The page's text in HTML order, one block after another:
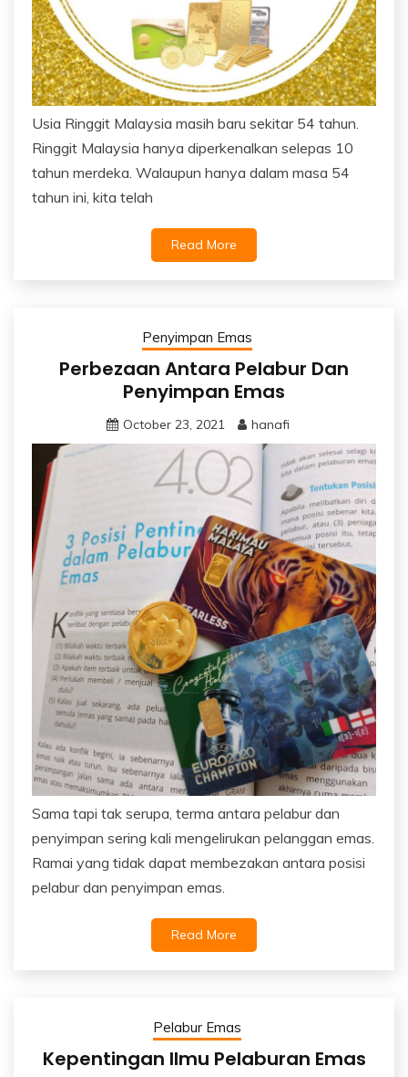
Usia Ringgit Malaysia masih baru sekitar 54 tahun.
Ringgit Malaysia hanya diperkenalkan selepas 10
tahun merdeka. Walaupun hanya dalam masa 54
tahun ini, kita telah
Read More
Penyimpan Emas
Perbezaan Antara Pelabur Dan
Penyimpan Emas
October 23, 2021 hanafi
Sama tapi tak serupa, terma antara pelabur dan
penyimpan sering kali mengelirukan pelanggan emas.
Ramai yang tidak dapat membezakan antara posisi
pelabur dan penyimpan emas.
Read More
Pelabur Emas
Kepentingan Ilmu Pelaburan Emas